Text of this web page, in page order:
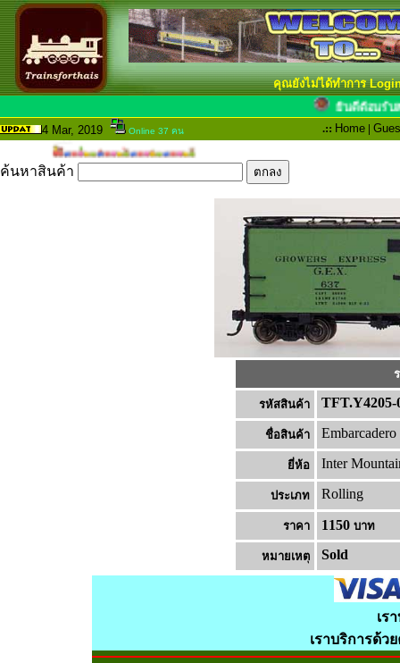
คุณยังไม่ได้ทำการ
ยินดีต้อ
4 Mar, 2019 Online 37 คน .:: Home |
ค้นหาสินค้า
รหัสสินค้า TFT.Y4205-
ชื่อสินค้า Embarcadero
ยี่ห้อ Inter
ประเภท Rolling
ราคา 1150 บาท
หมายเหต Sold
เร
เราบริการด้ว